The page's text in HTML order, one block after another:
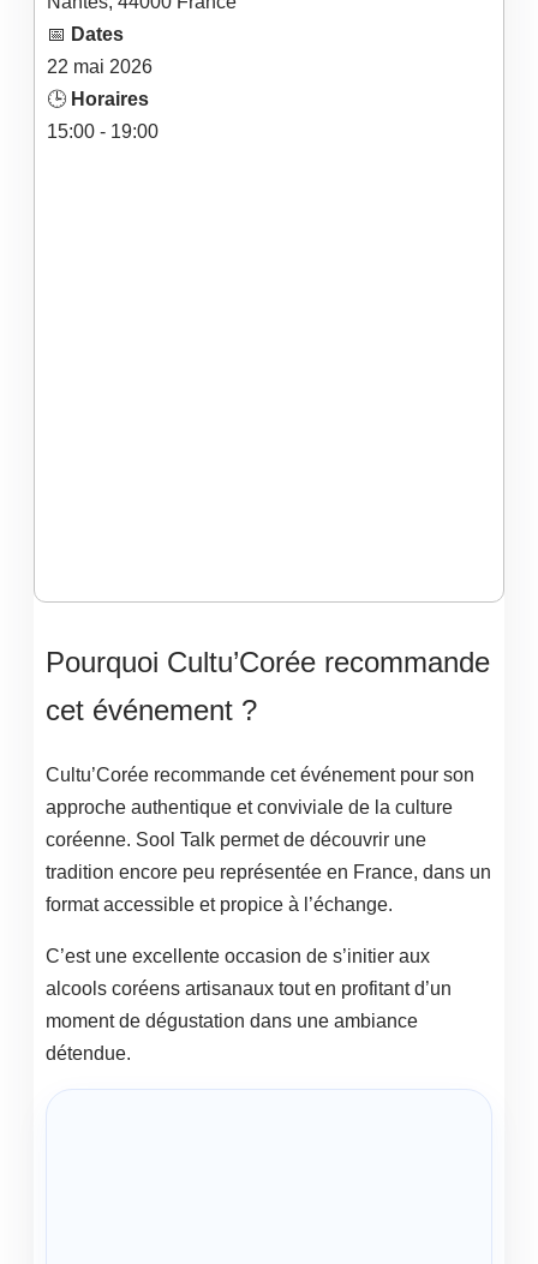
📅 Dates
22 mai 2026
🕒 Horaires
15:00 - 19:00
Pourquoi Cultu’Corée recommande
cet événement ?
Cultu’Corée recommande cet événement pour son
approche authentique et conviviale de la culture
coréenne. Sool Talk permet de découvrir une
tradition encore peu représentée en France, dans un
format accessible et propice à l’échange.
C’est une excellente occasion de s’initier aux
alcools coréens artisanaux tout en profitant d’un
moment de dégustation dans une ambiance
détendue.